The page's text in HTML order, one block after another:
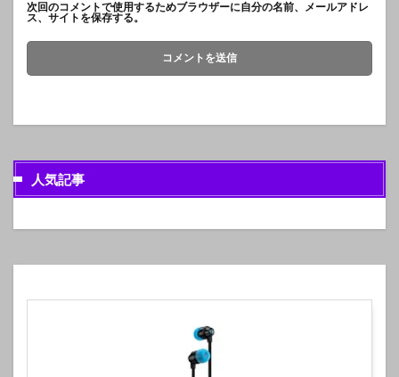
次回のコメントで使用するためブラウザーに自分の名前、メールアドレ
ス、サイトを保存する。
人気記事